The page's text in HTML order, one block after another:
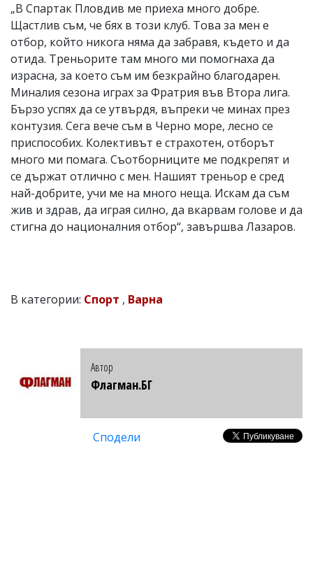
„В Спартак Пловдив ме приеха много добре.
Щастлив съм, че бях в този клуб. Това за мен е
отбор, който никога няма да забравя, където и да
отида. Треньорите там много ми помогнаха да
израсна, за което съм им безкрайно благодарен.
Миналия сезона играх за Фратрия във Втора лига.
Бързо успях да се утвърдя, въпреки че минах през
контузия. Сега вече съм в Черно море, лесно се
приспособих. Колективът е страхотен, отборът
много ми помага. Съотборниците ме подкрепят и
се държат отлично с мен. Нашият треньор е сред
най-добрите, учи ме на много неща. Искам да съм
жив и здрав, да играя силно, да вкарвам голове и да
стигна до националния отбор“, завършва Лазаров.
В категории: Спорт , Варна
Автор
Флагман.БГ
Сподели